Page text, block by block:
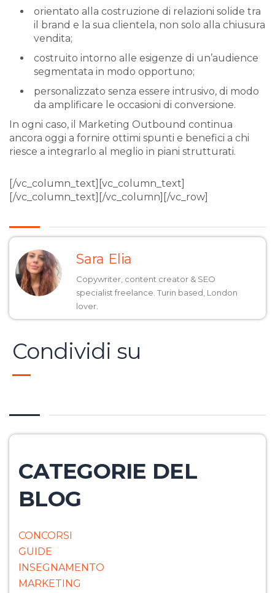
orientato alla costruzione di relazioni solide tra
il brand e la sua clientela, non solo alla chiusura
vendita;
costruito intorno alle esigenze di un’audience
segmentata in modo opportuno;
personalizzato senza essere intrusivo, di modo
da amplificare le occasioni di conversione.
In ogni caso, il Marketing Outbound continua
ancora oggi a fornire ottimi spunti e benefici a chi
riesce a integrarlo al meglio in piani strutturati.
[/vc_column_text][vc_column_text]
[/vc_column_text][/vc_column][/vc_row]
Sara Elia
Copywriter, content creator & SEO
specialist freelance. Turin based, London
lover.
Condividi su
CATEGORIE DEL
BLOG
CONCORSI
GUIDE
INSEGNAMENTO
MARKETING